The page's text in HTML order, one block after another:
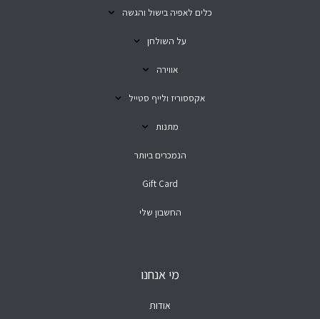
כלים לאפיה בישול והגשה
על השולחן
אווירה
אקססוריז ולייף סטייל
מתנות
הנמכרים ביותר
Gift Card
החשבון שלי
מי אנחנו
אודות